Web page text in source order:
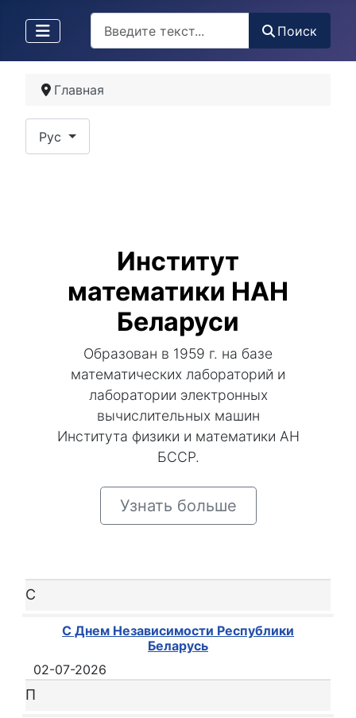
Поиск
Главная
Рус
Институт
математики НАН
Беларуси
Образован в 1959 г. на базе
математических лабораторий и
лаборатории электронных
вычислительных машин
Института физики и математики АН
БССР.
Узнать больше
С
С Днем Независимости Республики
Беларусь
02-07-2026
П